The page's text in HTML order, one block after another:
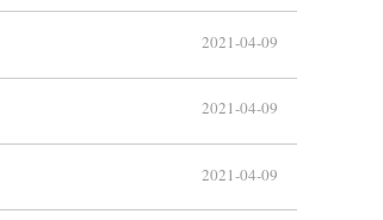
2021-04-09
2021-04-09
2021-04-09